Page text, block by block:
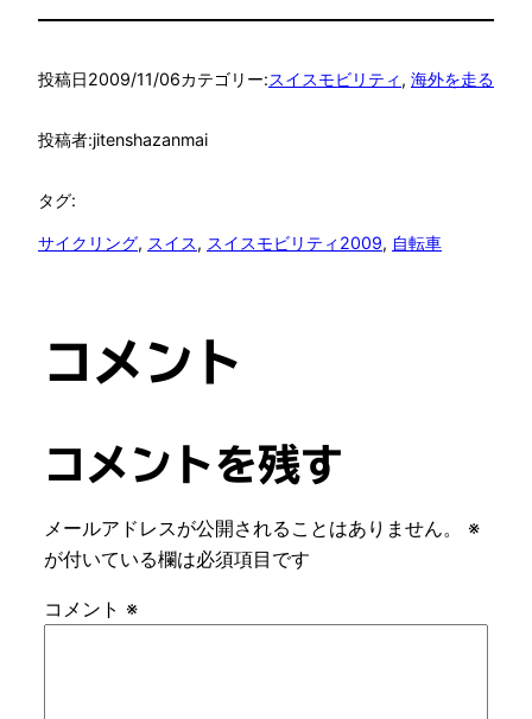
投稿日2009/11/06カテゴリー:スイスモビリティ , 海外を走る
投稿者:jitenshazanmai
タグ:
サイクリング, スイス, スイスモビリティ2009, 自転車
コメント
コメントを残す
メールアドレスが公開されることはありません。
※
が付いている欄は必須項目です
コメント ※